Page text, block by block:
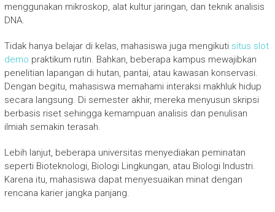
menggunakan mikroskop, alat kultur jaringan, dan teknik analisis
DNA.
Tidak hanya belajar di kelas, mahasiswa juga mengikuti situs slot
demo praktikum rutin. Bahkan, beberapa kampus mewajibkan
penelitian lapangan di hutan, pantai, atau kawasan konservasi.
Dengan begitu, mahasiswa memahami interaksi makhluk hidup
secara langsung. Di semester akhir, mereka menyusun skripsi
berbasis riset sehingga kemampuan analisis dan penulisan
ilmiah semakin terasah.
Lebih lanjut, beberapa universitas menyediakan peminatan
seperti Bioteknologi, Biologi Lingkungan, atau Biologi Industri.
Karena itu, mahasiswa dapat menyesuaikan minat dengan
rencana karier jangka panjang.